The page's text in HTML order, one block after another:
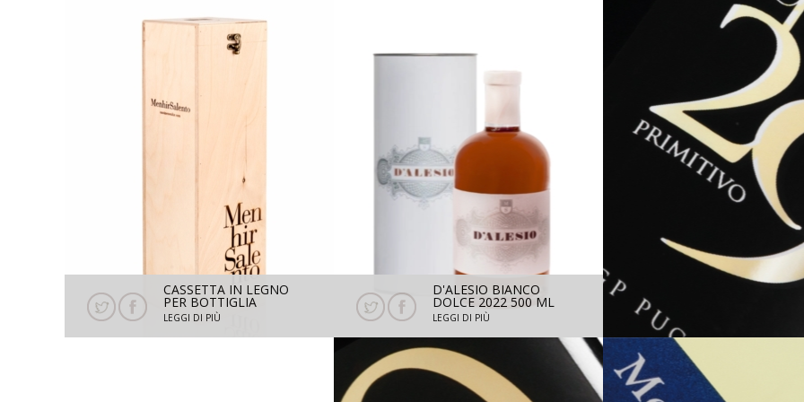
CASSETTA IN LEGNO
PER BOTTIGLIA
JEROBOAM 3 L
LEGGI DI PIÙ
D'ALESIO BIANCO
DOLCE 2022 500 ML
CON ASTUCCIO
LEGGI DI PIÙ